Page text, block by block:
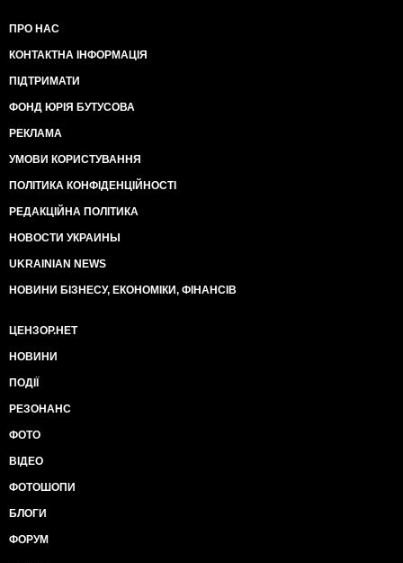
ПРО НАС
КОНТАКТНА ІНФОРМАЦІЯ
ПІДТРИМАТИ
ФОНД ЮРІЯ БУТУСОВА
РЕКЛАМА
УМОВИ КОРИСТУВАННЯ
ПОЛІТИКА КОНФІДЕНЦІЙНОСТІ
РЕДАКЦІЙНА ПОЛІТИКА
НОВОСТИ УКРАИНЫ
UKRAINIAN NEWS
НОВИНИ БІЗНЕСУ, ЕКОНОМІКИ, ФІНАНСІВ
ЦЕНЗОР.НЕТ
НОВИНИ
ПОДІЇ
РЕЗОНАНС
ФОТО
ВІДЕО
ФОТОШОПИ
БЛОГИ
ФОРУМ